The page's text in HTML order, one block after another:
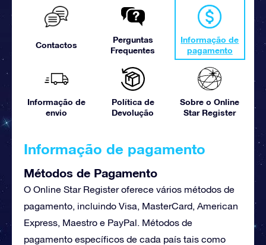
Contactos
Perguntas
Frequentes
Informação de
pagamento
Informação de
envio
Política de
Devolução
Sobre o Online
Star Register
Informação de pagamento
Métodos de Pagamento
O Online Star Register oferece vários métodos de
pagamento, incluindo Visa, MasterCard, American
Express, Maestro e PayPal. Métodos de
pagamento específicos de cada país tais como